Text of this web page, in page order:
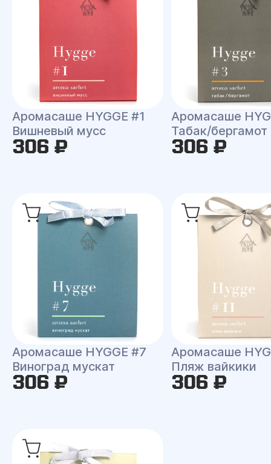
Аромасаше HYGGE #1
Вишневый мусс
306 ₽
Аромасаше
Табак/бергамот
306 ₽
Аромасаше HYGGE #7
Виноград мускат
306 ₽
Аромасаше
Пляж вайкики
306 ₽